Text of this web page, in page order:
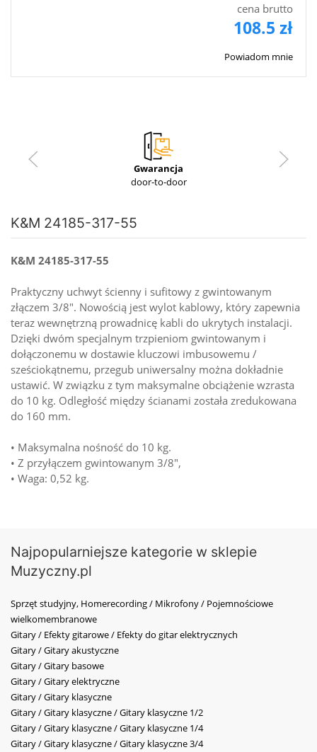
cena brutto
108.5 zł
Powiadom mnie
Gwarancja
door-to-door
K&M 24185-317-55
K&M 24185-317-55
Praktyczny uchwyt ścienny i sufitowy z gwintowanym
złączem 3/8". Nowością jest wylot kablowy, który zapewnia
teraz wewnętrzną prowadnicę kabli do ukrytych instalacji.
Dzięki dwóm specjalnym trzpieniom gwintowanym i
dołączonemu w dostawie kluczowi imbusowemu /
sześciokątnemu, przegub uniwersalny można dokładnie
ustawić. W związku z tym maksymalne obciążenie wzrasta
do 10 kg. Odległość między ścianami została zredukowana
do 160 mm.
• Maksymalna nośność do 10 kg.
• Z przyłączem gwintowanym 3/8",
• Waga: 0,52 kg.
Najpopularniejsze kategorie w sklepie
Muzyczny.pl
Sprzęt studyjny, Homerecording / Mikrofony / Pojemnościowe
wielkomembranowe
Gitary / Efekty gitarowe / Efekty do gitar elektrycznych
Gitary / Gitary akustyczne
Gitary / Gitary basowe
Gitary / Gitary elektryczne
Gitary / Gitary klasyczne
Gitary / Gitary klasyczne / Gitary klasyczne 1/2
Gitary / Gitary klasyczne / Gitary klasyczne 1/4
Gitary / Gitary klasyczne / Gitary klasyczne 3/4